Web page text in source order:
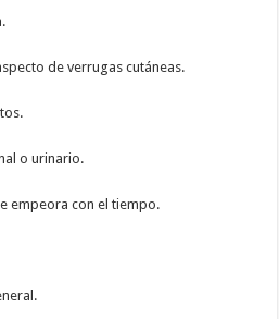
de verrugas cutáneas.
o urinario.
empeora con el tiempo.